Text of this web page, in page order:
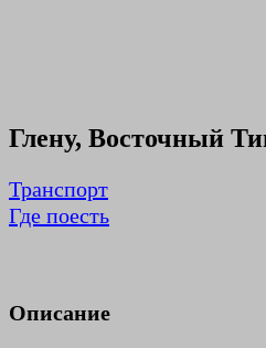
Глену, Восточный
Транспорт
Где поесть
Описание